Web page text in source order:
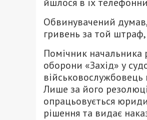
Обвинувачений
гривень за той
Помічник начальника
оборони «Захід» у
Лише за його
опрацьовується
рішення та видає